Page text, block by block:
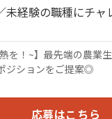
未経験の職種にチャ
を！~】最先端の農業
ジションをご提案◎
応募はこちら